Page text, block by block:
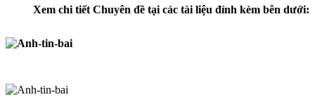
Xem chi tiết Chuyên đề tại các tài liệu đính kèm bên dưới: